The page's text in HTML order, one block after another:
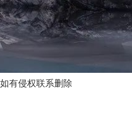
有侵权联系删除